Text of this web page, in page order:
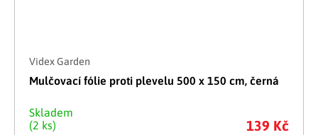
Videx Garden
Mulčovací fólie proti plevelu 500 x 150 cm, černá
Skladem
(2 ks)
139 Kč